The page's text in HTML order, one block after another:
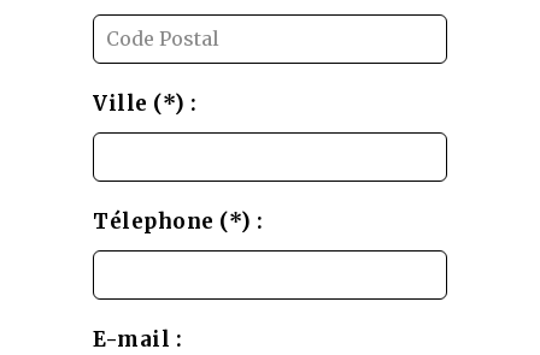
Ville (*) :
Télephone (*) :
E-mail :